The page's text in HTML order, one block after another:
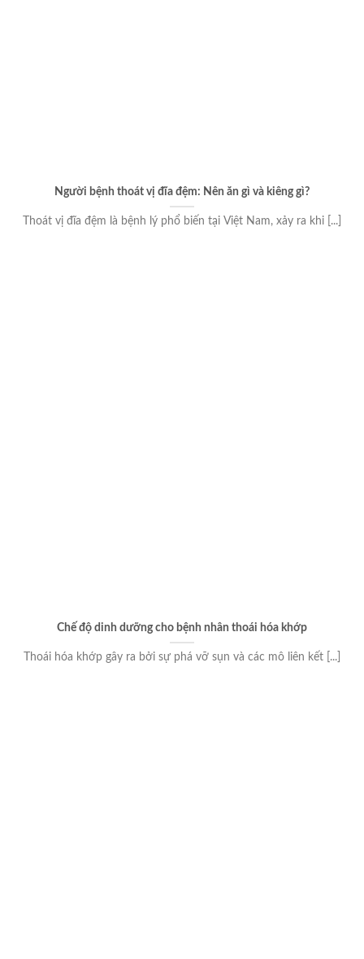
Người bệnh thoát vị đĩa đệm: Nên ăn gì và kiêng gì?
Thoát vị đĩa đệm là bệnh lý phổ biến tại Việt Nam, xảy ra khi [...]
Chế độ dinh dưỡng cho bệnh nhân thoái hóa khớp
Thoái hóa khớp gây ra bởi sự phá vỡ sụn và các mô liên kết [...]